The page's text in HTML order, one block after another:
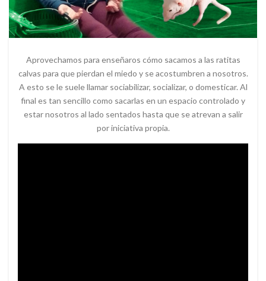
Aprovechamos para enseñaros cómo sacamos a las ratitas
calvas para que pierdan el miedo y se acostumbren a nosotros.
A esto se le suele llamar sociabilizar, socializar, o domesticar. Al
final es tan sencillo como sacarlas en un espacio controlado y
estar nosotros al lado sentados hasta que se atrevan a salir
por iniciativa propia.